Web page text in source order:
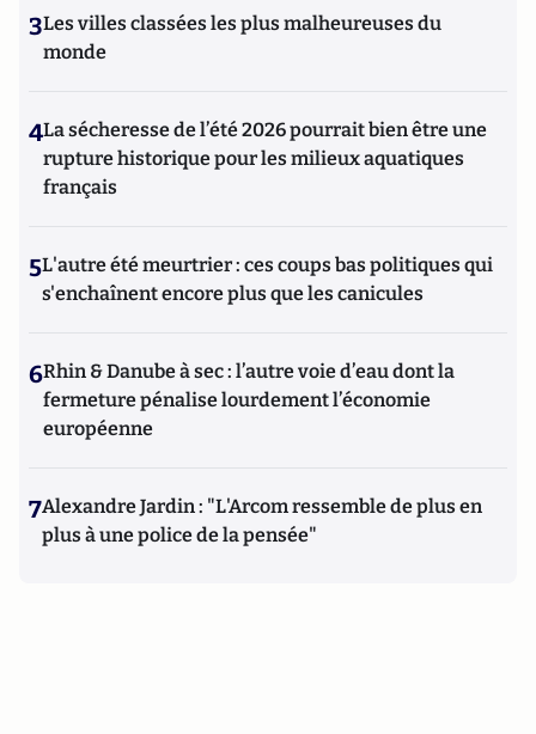
3Les villes classées les plus malheureuses du
monde
4La sécheresse de l’été 2026 pourrait bien être une
rupture historique pour les milieux aquatiques
français
5L'autre été meurtrier : ces coups bas politiques qui
s'enchaînent encore plus que les canicules
6Rhin & Danube à sec : l’autre voie d’eau dont la
fermeture pénalise lourdement l’économie
européenne
7Alexandre Jardin : "L'Arcom ressemble de plus en
plus à une police de la pensée"